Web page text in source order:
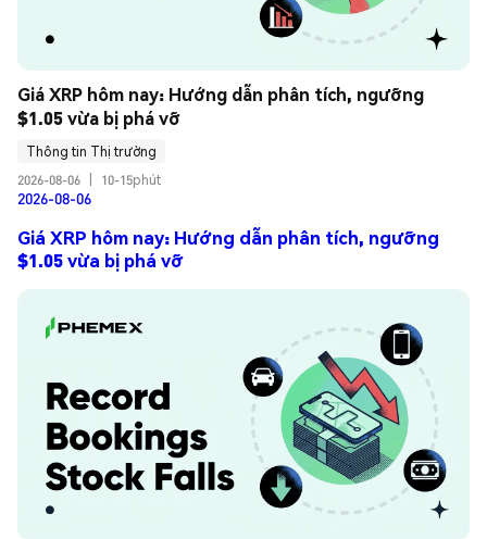
Giá XRP hôm nay: Hướng dẫn phân tích, ngưỡng
$1.05 vừa bị phá vỡ
Thông tin Thị trường
2026-08-06
10-15phút
2026-08-06
Giá XRP hôm nay: Hướng dẫn phân tích, ngưỡng
$1.05 vừa bị phá vỡ